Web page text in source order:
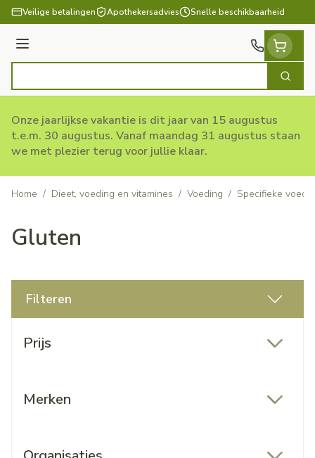
Ga naar de inhoud
Veilige betalingen Apothekersadvies Snelle beschikbaarheid
Menu
Zoek
Onze jaarlijkse vakantie is dit jaar van 15 augustus
t.e.m. 30 augustus. Vanaf maandag 31 augustus staan
we met plezier terug voor jullie klaar.
Home / Dieet, voeding en vitamines / Voeding / Specifieke
Gluten
Filteren
Prijs
Merken